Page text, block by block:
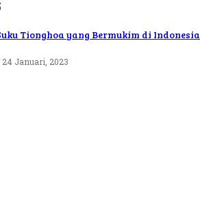
Tionghoa yang Bermukim di Indonesia
24 Januari, 2023